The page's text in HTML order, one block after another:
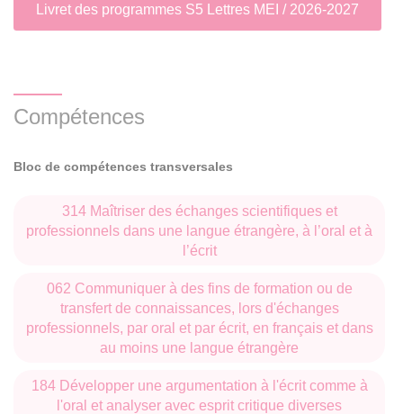
Livret des programmes S5 Lettres MEI / 2026-2027
Compétences
Bloc de compétences transversales
314 Maîtriser des échanges scientifiques et
professionnels dans une langue étrangère, à l’oral et à
l’écrit
062 Communiquer à des fins de formation ou de
transfert de connaissances, lors d'échanges
professionnels, par oral et par écrit, en français et dans
au moins une langue étrangère
184 Développer une argumentation à l'écrit comme à
l'oral et analyser avec esprit critique diverses